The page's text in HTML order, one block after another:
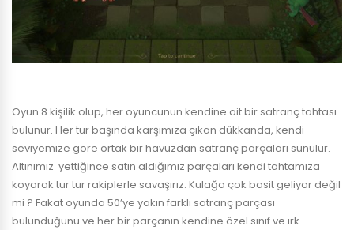
Oyun 8 kişilik olup, her oyuncunun kendine ait bir satranç tahtası
bulunur. Her tur başında karşımıza çıkan dükkanda, kendi
seviyemize göre ortak bir havuzdan satranç parçaları sunulur.
Altınımız yettiğince satın aldığımız parçaları kendi tahtamıza
koyarak tur tur rakiplerle savaşırız. Kulağa çok basit geliyor değil
mi ? Fakat oyunda 50’ye yakın farklı satranç parçası
bulunduğunu ve her bir parçanın kendine özel sınıf ve ırk